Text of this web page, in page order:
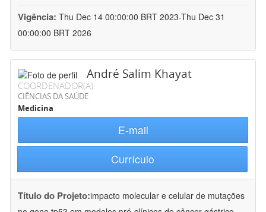
Vigência: Thu Dec 14 00:00:00 BRT 2023-Thu Dec 31
00:00:00 BRT 2026
André Salim Khayat
COORDENADOR(A)
CIÊNCIAS DA SAÚDE
Medicina
E-mail
Currículo
Título do Projeto:impacto molecular e celular de mutações